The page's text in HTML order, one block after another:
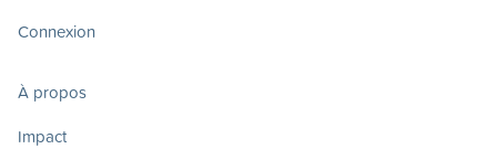
Connexion
À propos
Impact